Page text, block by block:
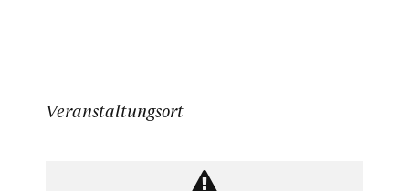
Veranstaltungsort